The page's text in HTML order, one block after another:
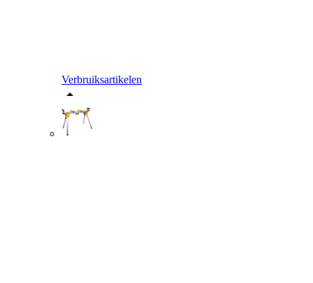
Verbruiksartikelen